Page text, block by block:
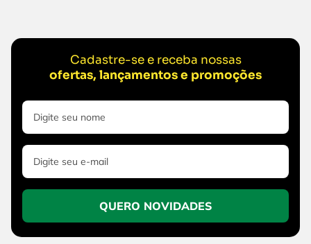
Cadastre-se e receba nossas
ofertas, lançamentos e promoções
QUERO NOVIDADES